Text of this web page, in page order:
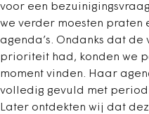
voor een
we verder moesten praten
agenda’s. Ondanks dat de
prioriteit had, konden we
moment vinden. Haar
volledig gevuld met
Later ontdekten wij dat